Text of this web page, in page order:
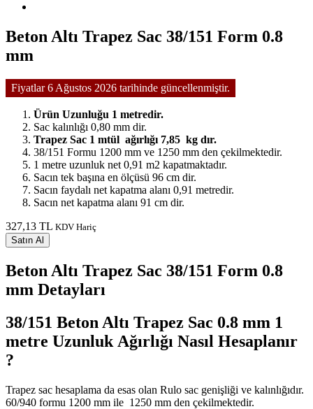
Beton Altı Trapez Sac 38/151 Form 0.8
mm
Fiyatlar 6 Ağustos 2026 tarihinde güncellenmiştir.
Ürün Uzunluğu 1 metredir.
Sac kalınlığı 0,80 mm dir.
Trapez Sac 1 mtül ağırlığı 7,85 kg dır.
38/151 Formu 1200 mm ve 1250 mm den çekilmektedir.
1 metre uzunluk net 0,91 m2 kapatmaktadır.
Sacın tek başına en ölçüsü 96 cm dir.
Sacın faydalı net kapatma alanı 0,91 metredir.
Sacın net kapatma alanı 91 cm dir.
327,13 TL KDV Hariç
Satın Al
Beton Altı Trapez Sac 38/151 Form 0.8
mm Detayları
38/151 Beton Altı Trapez Sac 0.8 mm 1
metre Uzunluk Ağırlığı Nasıl Hesaplanır
?
Trapez sac hesaplama da esas olan Rulo sac genişliği ve kalınlığıdır.
60/940 formu 1200 mm ile 1250 mm den çekilmektedir.